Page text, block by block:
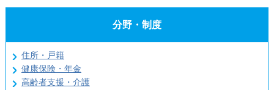
分野・制度
住所・戸籍
健康保険・年金
高齢者支援・介護